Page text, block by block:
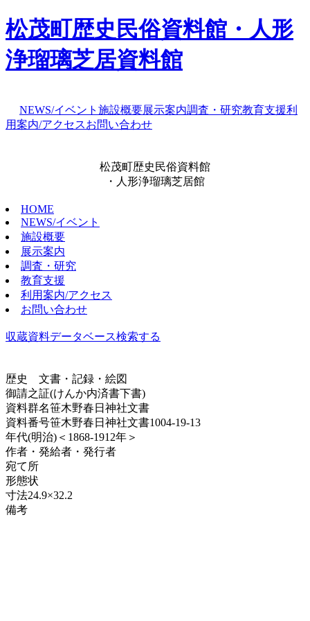
松茂町歴史民俗資料館・人形
浄瑠璃芝居資料館
NEWS/イベント 施設概要展示案内調査・研究教育支援利
用案内/アクセスお問い合わせ
松茂町歴史民俗資料館
・人形浄瑠璃芝居館
HOME
NEWS/イベント
施設概要
展示案内
調査・研究
教育支援
利用案内/アクセス
お問い合わせ
収蔵資料データベース検索する
歴史
文書・記録・絵図
御請之証(けんか内済書下書)
資料群名笹木野春日神社文書
資料番号笹木野春日神社文書1004-19-13
年代(明治)＜1868-1912年＞
作者・発給者・発行者
宛て所
形態状
寸法24.9×32.2
備考